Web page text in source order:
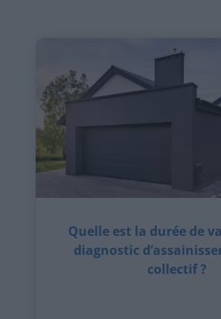
Quelle est la durée de
diagnostic
collectif ?